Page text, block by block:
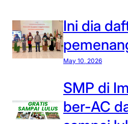
Ini dia
May 10, 2026
SMP di
ber-AC